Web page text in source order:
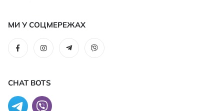
МИ У СОЦМЕРЕЖАХ
CHAT BOTS